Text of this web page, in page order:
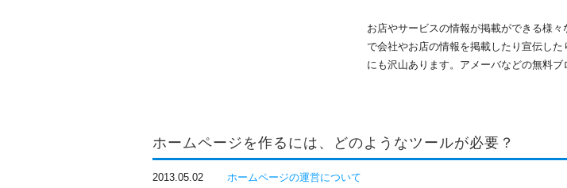
お店やサービスの情報が掲載ができる様
で会社やお店の情報を掲載したり宣伝し
にも沢山あります。アメーバなどの無料ブ
ホームページを作るには、どのようなツールが必要？
2013.05.02 ホームページの運営について